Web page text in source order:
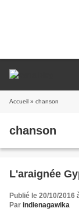
Accueil » chanson
chanson
L'araignée
Publié le 20/10/2016
Par indienagawika